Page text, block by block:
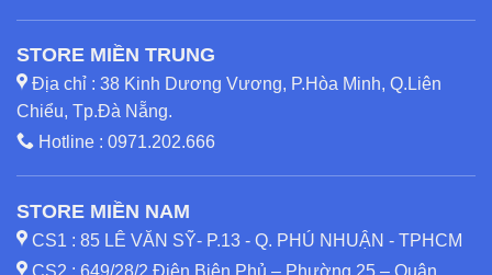
STORE MIỀN TRUNG
Địa chỉ : 38 Kinh Dương Vương, P.Hòa Minh, Q.Liên
Chiểu, Tp.Đà Nẵng.
Hotline : 0971.202.666
STORE MIỀN NAM
CS1 : 85 LÊ VĂN SỸ- P.13 - Q. PHÚ NHUẬN - TPHCM
CS2 : 649/28/2 Điện Biên Phủ – Phường 25 – Quận